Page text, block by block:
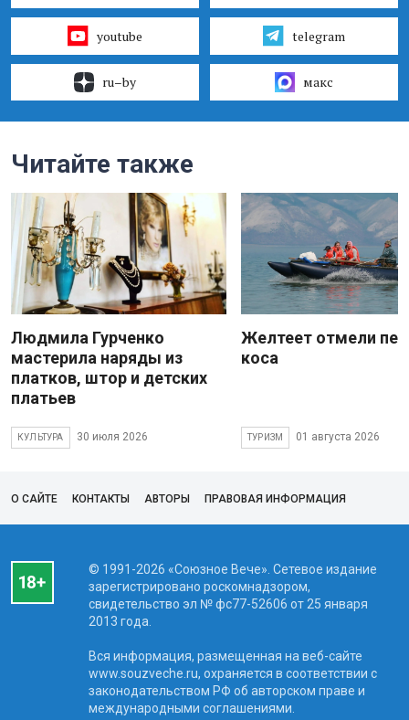
youtube telegram
ru–by макс
Читайте также
Людмила Гурченко
мастерила наряды из
платков, штор и детских
платьев
КУЛЬТУРА 30 июля 2026
Желтеет отмели
коса
ТУРИЗМ 01 августа 2026
О САЙТЕ КОНТАКТЫ АВТОРЫ ПРАВОВАЯ ИНФОРМАЦИЯ
© 1991-2026 «Союзное Вече». Сетевое издание
зарегистрировано роскомнадзором,
свидетельство эл № фc77-52606 от 25 января
2013 года.
Вся информация, размещенная на веб-сайте
www.souzveche.ru, охраняется в соответствии с
законодательством РФ об авторском праве и
международными соглашениями.